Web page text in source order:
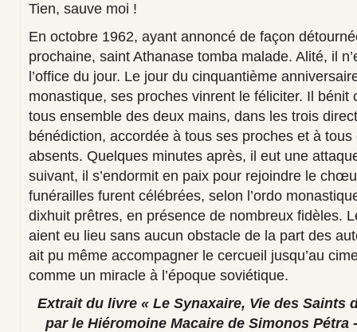
Tien, sauve moi !
En octobre 1962, ayant annoncé de façon
prochaine, saint Athanase tomba malade. Alité, il
l’office du jour. Le jour du cinquantième
monastique, ses proches vinrent le féliciter. Il bénit
tous ensemble des deux mains, dans les trois
bénédiction, accordée à tous ses proches et à
absents. Quelques minutes après, il eut une
suivant, il s’endormit en paix pour rejoindre le
funérailles furent célébrées, selon l’ordo
dixhuit prêtres, en présence de nombreux fidèles.
aient eu lieu sans aucun obstacle de la part des
ait pu même accompagner le cercueil jusqu’au
comme un miracle à l’époque soviétique.
Extrait du livre « Le Synaxaire, Vie des Saints
par le Hiéromoine Macaire de Simonos Pétra